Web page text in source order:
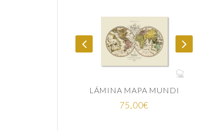
LÁMINA MAPA MUNDI
25,00